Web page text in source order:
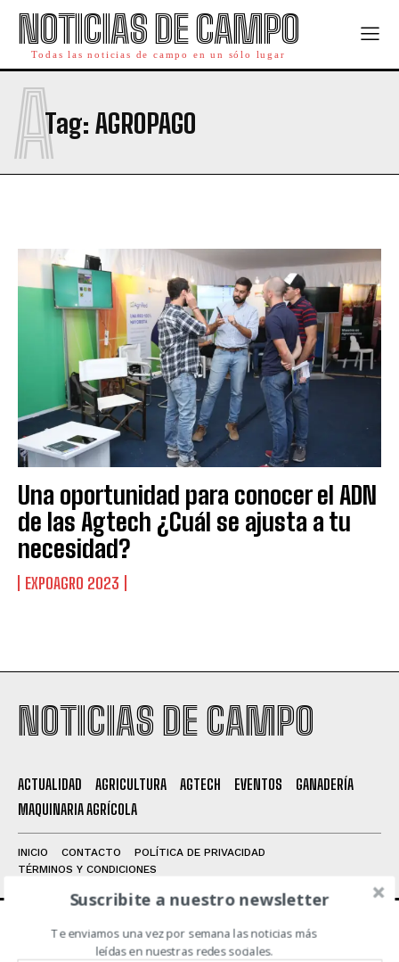
Leí y acepto laPolítica de Privacidad.
NOTICIAS DE CAMPO
Todas las noticias de campo en un sólo lugar
Tag: AGROPAGO
A
Una oportunidad para conocer el ADN
de las Agtech ¿Cuál se ajusta a tu
necesidad?
EXPOAGRO 2023
NOTICIAS DE CAMPO
ACTUALIDAD AGRICULTURA AGTECH EVENTOS
GANADERÍA
MAQUINARIA AGRÍCOLA
INICIO CONTACTO
POLÍTICA DE PRIVACIDAD
TÉRMINOS Y CONDICIONES
ACERCA DE NOSOTROS
Suscribite a nuestro newsletter
Te enviamos una vez por semana las noticias más
leídas en nuestras redes sociales.